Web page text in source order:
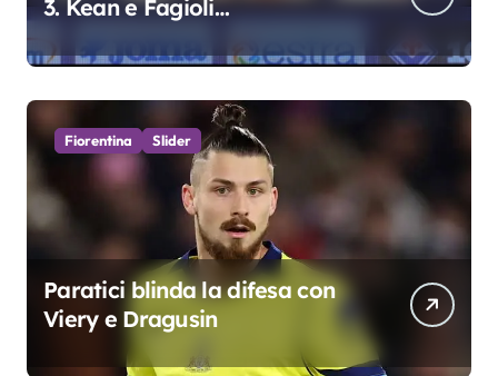
3. Kean e Fagioli
colpo”
Fiorentina Slider
Paratici blinda la difesa con
Viery e Dragusin